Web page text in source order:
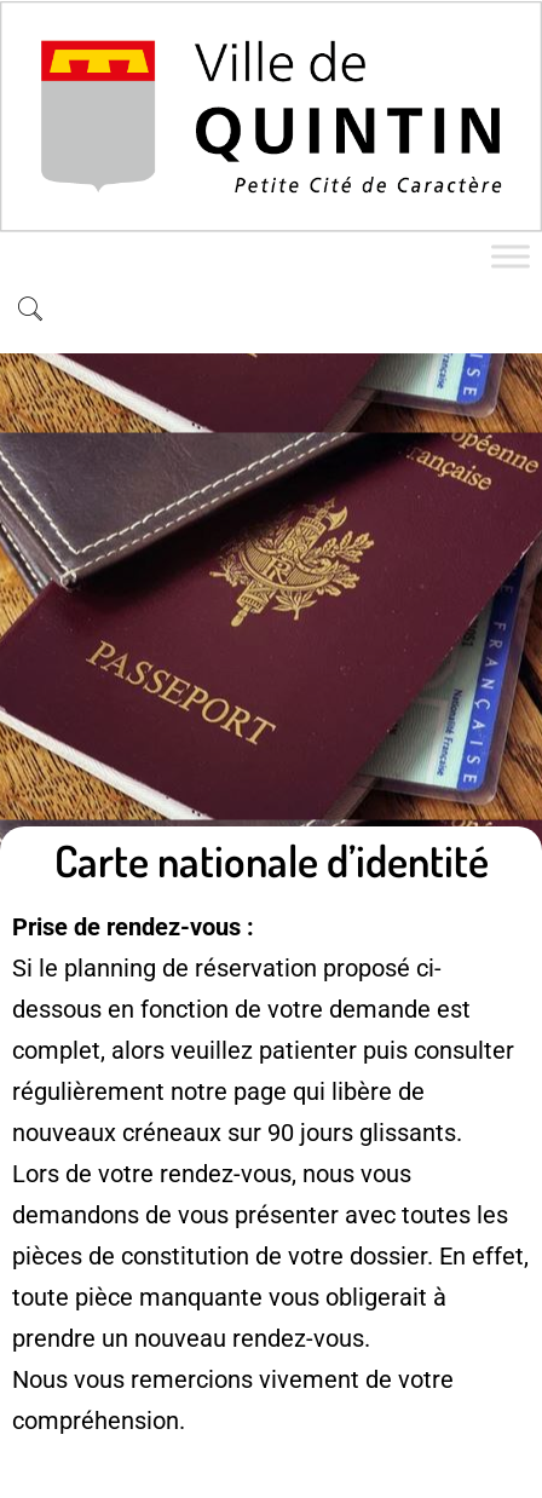
Carte nationale d’identité
Prise de rendez-vous :
Si le planning de réservation proposé ci-
dessous en fonction de votre demande est
complet, alors veuillez patienter puis consulter
régulièrement notre page qui libère de
nouveaux créneaux sur 90 jours glissants.
Lors de votre rendez-vous, nous vous
demandons de vous présenter avec toutes les
pièces de constitution de votre dossier. En effet,
toute pièce manquante vous obligerait à
prendre un nouveau rendez-vous.
Nous vous remercions vivement de votre
compréhension.